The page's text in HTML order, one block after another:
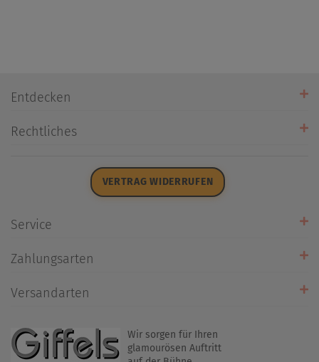
Entdecken
Öffnungszeiten
Rechtliches
VERTRAG WIDERRUFEN
Service
Rückrufservice
Umtausch/Rücksendung
Zahlungsarten
Versandarten
Wir sorgen für Ihren
glamourösen Auftritt